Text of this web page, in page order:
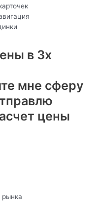
в 3х
мне сферу
цены
рынка